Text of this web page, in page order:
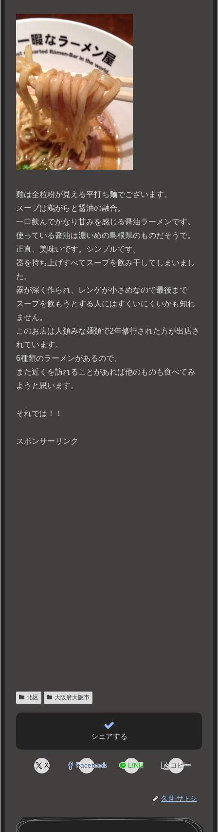
麺は全粒粉が見える平打ち麺でございます。
スープは鶏がらと醤油の融合。
一口飲んでかなり甘みを感じる醤油ラーメンです。
使っている醤油は濃いめの島根県のものだそうで。
正直、美味いです。シンプルです。
器を持ち上げすべてスープを飲み干してしまいまし
た。
器が深く作られ、レンゲが小さめなので最後まで
スープを飲もうとする人にはすくいにくいかも知れ
ません。
このお店は人類みな麺類で2年修行された方が出店さ
れています。
6種類のラーメンがあるので、
また近くを訪れることがあれば他のものも食べてみ
ようと思います。
それでは！！
スポンサーリンク
北区 大阪府大阪市
シェアする
X Facebook LINE コピー
久世 サトシ